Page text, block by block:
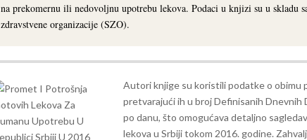
na prekomernu ili nedovoljnu upotrebu lekova. Podaci u knjizi su u skladu
zdravstvene organizacije (SZO).
Autori knjige su koristili podatke o obimu
pretvarajući ih u broj Definisanih Dnevnih
po danu, što omogućava detaljno
lekova u Srbiji tokom 2016. godine.